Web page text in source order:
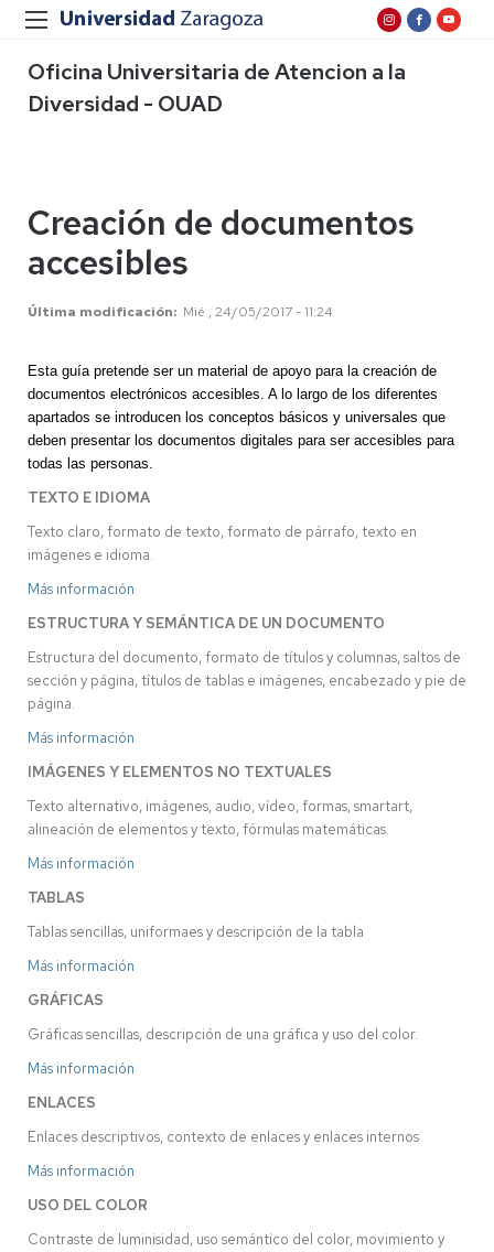
Oficina Universitaria de Atencion a la
Diversidad - OUAD
Creación de documentos
accesibles
Última modificación Mié , 24/05/2017 - 11:24
Esta guía pretende ser un material de apoyo para la creación de
documentos electrónicos accesibles. A lo largo de los diferentes
apartados se introducen los conceptos básicos y universales que
deben presentar los documentos digitales para ser accesibles para
todas las personas.
TEXTO E IDIOMA
Texto claro, formato de texto, formato de párrafo, texto en
imágenes e idioma.
Más información
ESTRUCTURA Y SEMÁNTICA DE UN DOCUMENTO
Estructura del documento, formato de títulos y columnas, saltos de
sección y página, títulos de tablas e imágenes, encabezado y pie de
página.
Más información
IMÁGENES Y ELEMENTOS NO TEXTUALES
Texto alternativo, imágenes, audio, vídeo, formas, smartart,
alineación de elementos y texto, fórmulas matemáticas.
Más información
TABLAS
Tablas sencillas, uniformaes y descripción de la tabla
Más información
GRÁFICAS
Gráficas sencillas, descripción de una gráfica y uso del color.
Más información
ENLACES
Enlaces descriptivos, contexto de enlaces y enlaces internos
Más información
USO DEL COLOR
Contraste de luminisidad, uso semántico del color, movimiento y